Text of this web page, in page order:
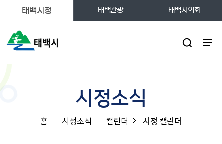
태백시청 태백관광 태백시의회
시정소식
홈 시정소식 캘린더 시정 캘린더